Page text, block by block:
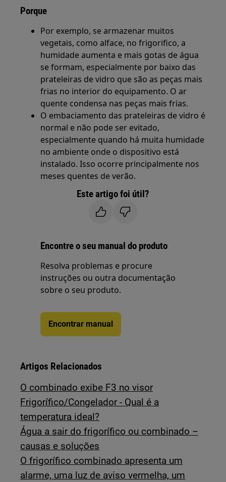
Porque
Por exemplo, se armazenar muitos
vegetais, como alface, no frigorifico, a
humidade aumenta e mais gotas de água
se formam, especialmente por baixo das
prateleiras de vidro que são as peças mais
frias no interior do equipamento. O ar
quente condensa nas peças mais frias.
O embaciamento das prateleiras de vidro é
normal e não pode ser evitado,
especialmente quando há muita humidade
no ambiente onde o dispositivo está
instalado. Isso ocorre principalmente nos
meses quentes de verão.
Este artigo foi útil?
Encontre o seu manual do produto
Resolva problemas e procure
instruções ou outra documentação
sobre o seu produto.
Encontrar manual
Artigos Relacionados
O combinado exibe F3 no visor
Frigorífico/Congelador - Qual é a
temperatura ideal?
Água a sair do frigorífico ou combinado –
causas e soluções
O frigorífico combinado apresenta um
alarme, uma luz de aviso vermelha, um